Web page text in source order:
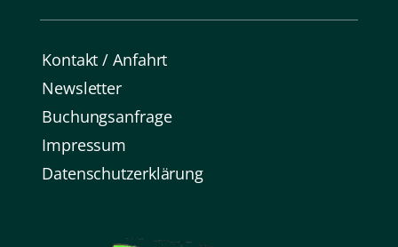
Kontakt / Anfahrt
Newsletter
Buchungsanfrage
Impressum
Datenschutz­erklärung